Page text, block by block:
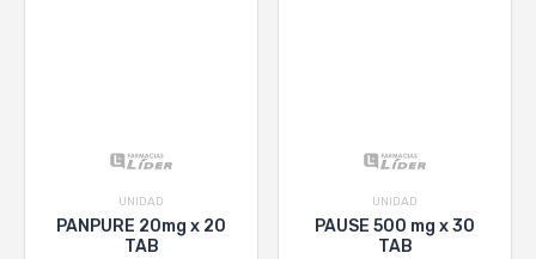
UNIDAD
PANPURE 20mg x 20
TAB
UNIDAD
PAUSE 500 mg x 30
TAB